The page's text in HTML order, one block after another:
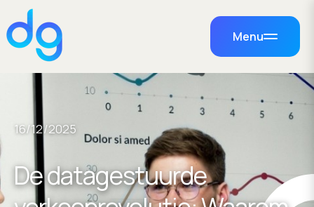
Menu
16/12/2025
De datagestuurde